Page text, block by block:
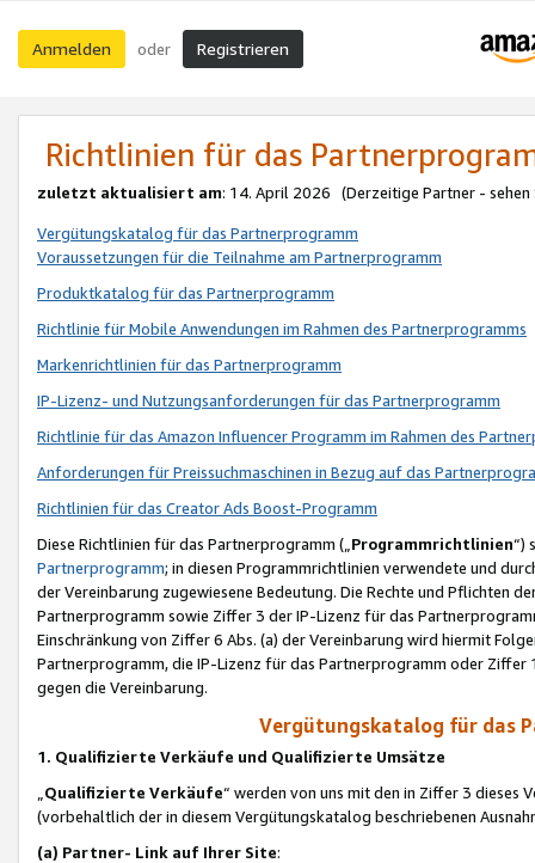
Anmelden oder Registrieren
Richtlinien für das
zuletzt aktualisiert am: 14. April 2026 (Derzeitige Partner - sehen
Vergütungskatalog für das Partnerprogramm
Voraussetzungen für die Teilnahme am Partnerprogramm
Produktkatalog für das Partnerprogramm
Richtlinie für Mobile Anwendungen im Rahmen des Partnerprogramms
Markenrichtlinien für das Partnerprogramm
IP-Lizenz- und Nutzungsanforderungen für das Partnerprogramm
Richtlinie für das Amazon Influencer Programm im Rahmen des
Anforderungen für Preissuchmaschinen in Bezug auf das
Richtlinien für das Creator Ads Boost-Programm
Diese Richtlinien für das Partnerprogramm („Programmrichtlinien“)
Partnerprogramm; in diesen Programmrichtlinien verwendete und
der Vereinbarung zugewiesene Bedeutung. Die Rechte und Pflichten
Partnerprogramm sowie Ziffer 3 der IP-Lizenz für das
Einschränkung von Ziffer 6 Abs. (a) der Vereinbarung wird hiermit
Partnerprogramm, die IP-Lizenz für das Partnerprogramm oder
gegen die Vereinbarung.
Vergütungskatalog für das
1. Qualifizierte Verkäufe und Qualifizierte Umsätze
Qualifizierte Verkäufe“ werden von uns mit den in Ziffer 3
(vorbehaltlich der in diesem Vergütungskatalog beschriebenen
(a) Partner- Link auf Ihrer Site: